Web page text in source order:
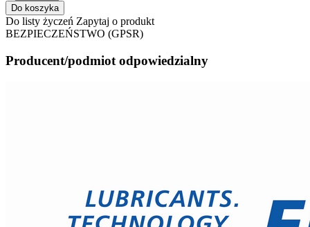
Do koszyka
Do listy życzeń Zapytaj o produkt
BEZPIECZEŃSTWO (GPSR)
Producent/podmiot odpowiedzialny